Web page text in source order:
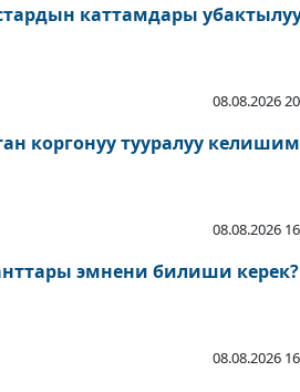
каттамдары
08.08.2026
коргонуу тууралуу келишим
08.08.2026
эмнени билиши керек?
08.08.2026